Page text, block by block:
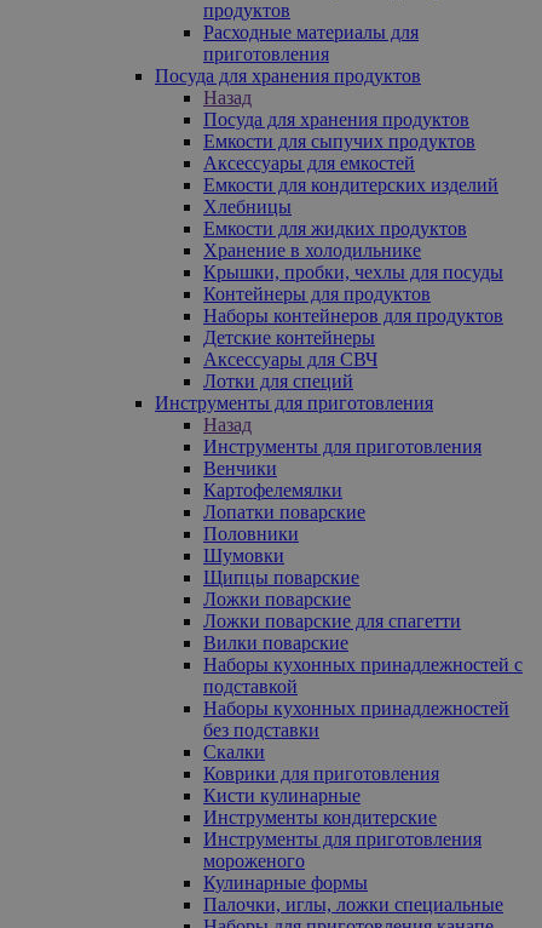
продуктов
Расходные материалы для
приготовления
Посуда для хранения продуктов
Назад
Посуда для хранения продуктов
Емкости для сыпучих продуктов
Аксессуары для емкостей
Емкости для кондитерских изделий
Хлебницы
Емкости для жидких продуктов
Хранение в холодильнике
Крышки, пробки, чехлы для посуды
Контейнеры для продуктов
Наборы контейнеров для продуктов
Детские контейнеры
Аксессуары для СВЧ
Лотки для специй
Инструменты для приготовления
Назад
Инструменты для приготовления
Венчики
Картофелемялки
Лопатки поварские
Половники
Шумовки
Щипцы поварские
Ложки поварские
Ложки поварские для спагетти
Вилки поварские
Наборы кухонных принадлежностей с
подставкой
Наборы кухонных принадлежностей
без подставки
Скалки
Коврики для приготовления
Кисти кулинарные
Инструменты кондитерские
Инструменты для приготовления
мороженого
Кулинарные формы
Палочки, иглы, ложки специальные